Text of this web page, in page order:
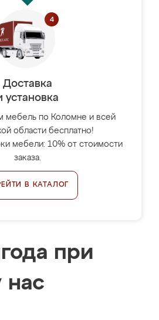
Доставка
установка
мебель по Коломне и всей
области бесплатно!
мебели: 10% от стоимости
заказа.
В КАТАЛОГ
при
нас